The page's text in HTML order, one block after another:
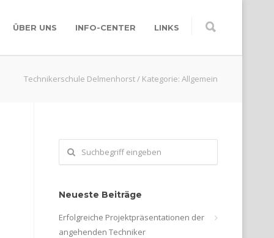
ÜBER UNS INFO-CENTER LINKS
Technikerschule Delmenhorst/ Kategorie: Allgemein
Neueste Beiträge
Erfolgreiche Projektpräsentationen der
angehenden Techniker